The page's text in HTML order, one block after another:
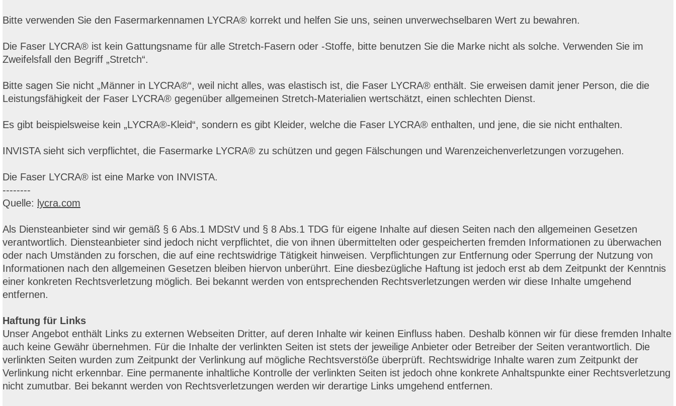
Bitte verwenden Sie den Fasermarkennamen LYCRA® korrekt und helfen Sie uns, seinen unverwechselbaren Wert zu bewahren.
Die Faser LYCRA® ist kein Gattungsname für alle Stretch-Fasern oder -Stoffe, bitte benutzen Sie die Marke nicht als solche. Verwenden Sie im
Zweifelsfall den Begriff „Stretch“.
Bitte sagen Sie nicht „Männer in LYCRA®“, weil nicht alles, was elastisch ist, die Faser LYCRA® enthält. Sie erweisen damit jener Person, die die
Leistungsfähigkeit der Faser LYCRA® gegenüber allgemeinen Stretch-Materialien wertschätzt, einen schlechten Dienst.
Es gibt beispielsweise kein „LYCRA®-Kleid“, sondern es gibt Kleider, welche die Faser LYCRA® enthalten, und jene, die sie nicht enthalten.
INVISTA sieht sich verpflichtet, die Fasermarke LYCRA® zu schützen und gegen Fälschungen und Warenzeichenverletzungen vorzugehen.
Die Faser LYCRA® ist eine Marke von INVISTA.
--------
Quelle: lycra.com
Als Diensteanbieter sind wir gemäß § 6 Abs.1 MDStV und § 8 Abs.1 TDG für eigene Inhalte auf diesen Seiten nach den allgemeinen Gesetzen
verantwortlich. Diensteanbieter sind jedoch nicht verpflichtet, die von ihnen übermittelten oder gespeicherten fremden Informationen zu überwachen
oder nach Umständen zu forschen, die auf eine rechtswidrige Tätigkeit hinweisen. Verpflichtungen zur Entfernung oder Sperrung der Nutzung von
Informationen nach den allgemeinen Gesetzen bleiben hiervon unberührt. Eine diesbezügliche Haftung ist jedoch erst ab dem Zeitpunkt der Kenntnis
einer konkreten Rechtsverletzung möglich. Bei bekannt werden von entsprechenden Rechtsverletzungen werden wir diese Inhalte umgehend
entfernen.
Haftung für Links
Unser Angebot enthält Links zu externen Webseiten Dritter, auf deren Inhalte wir keinen Einfluss haben. Deshalb können wir für diese fremden Inhalte
auch keine Gewähr übernehmen. Für die Inhalte der verlinkten Seiten ist stets der jeweilige Anbieter oder Betreiber der Seiten verantwortlich. Die
verlinkten Seiten wurden zum Zeitpunkt der Verlinkung auf mögliche Rechtsverstöße überprüft. Rechtswidrige Inhalte waren zum Zeitpunkt der
Verlinkung nicht erkennbar. Eine permanente inhaltliche Kontrolle der verlinkten Seiten ist jedoch ohne konkrete Anhaltspunkte einer Rechtsverletzung
nicht zumutbar. Bei bekannt werden von Rechtsverletzungen werden wir derartige Links umgehend entfernen.